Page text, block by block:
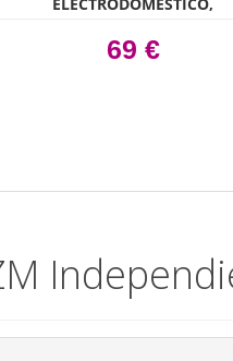
69 €